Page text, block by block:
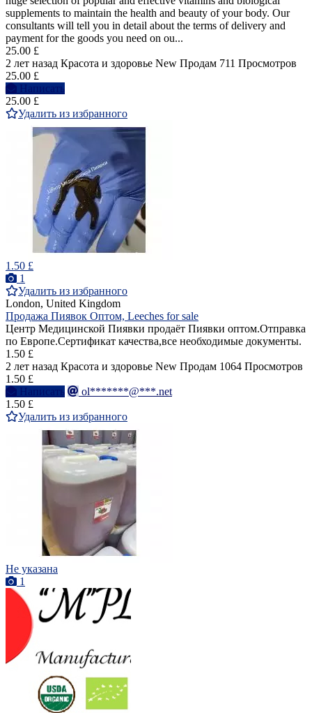
supplements to maintain the health and beauty of your body. Our
consultants will tell you in detail about the terms of delivery and
payment for the goods you need on ou...
25.00 £
2 лет назад Красота и здоровье New Продам 711 Просмотров
25.00 £
Написать
25.00 £
Удалить из избранного
1.50 £
1
Удалить из избранного
London, United Kingdom
Продажа Пиявок Оптом, Leeches for sale
Центр Медицинской Пиявки продаёт Пиявки оптом.Отправка
по Европе.Сертификат качества,все необходимые документы.
1.50 £
2 лет назад Красота и здоровье New Продам 1064 Просмотров
1.50 £
Написать
ol*******@***.net
1.50 £
Удалить из избранного
Не указана
1